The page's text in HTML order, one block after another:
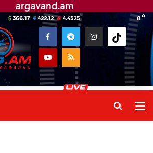
8 o
366.17 422.12 4.4525